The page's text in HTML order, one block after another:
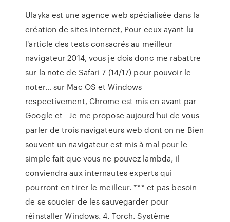
Ulayka est une agence web spécialisée dans la
création de sites internet, Pour ceux ayant lu
l'article des tests consacrés au meilleur
navigateur 2014, vous je dois donc me rabattre
sur la note de Safari 7 (14/17) pour pouvoir le
noter… sur Mac OS et Windows
respectivement, Chrome est mis en avant par
Google et Je me propose aujourd'hui de vous
parler de trois navigateurs web dont on ne Bien
souvent un navigateur est mis à mal pour le
simple fait que vous ne pouvez lambda, il
conviendra aux internautes experts qui
pourront en tirer le meilleur. *** et pas besoin
de se soucier de les sauvegarder pour
réinstaller Windows. 4. Torch. Système